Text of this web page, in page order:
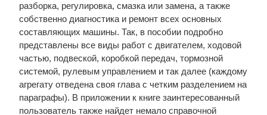
разборка, регулировка, смазка или замена, а также
собственно диагностика и ремонт всех основных
составляющих машины. Так, в пособии подробно
представлены все виды работ с двигателем, ходовой
частью, подвеской, коробкой передач, тормозной
системой, рулевым управлением и так далее (каждому
агрегату отведена своя глава с четким разделением на
параграфы). В приложении к книге заинтересованный
пользователь также найдет немало справочной